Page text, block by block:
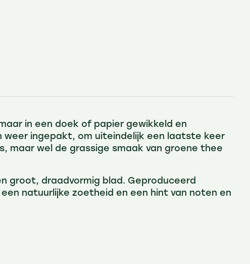
in een doek of papier gewikkeld en
ingepakt, om uiteindelijk een laatste keer
maar wel de grassige smaak van groene thee
groot, draadvormig blad. Geproduceerd
natuurlijke zoetheid en een hint van noten en